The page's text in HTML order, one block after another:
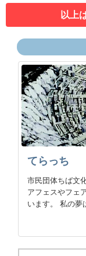
以上
てらっち
市民団体ちば文
アフェスやフェ
います。 私の夢